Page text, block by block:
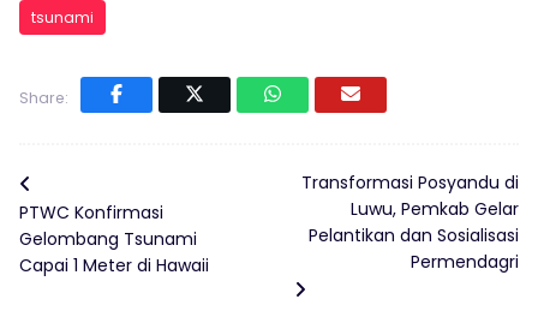
tsunami
Share:
PTWC Konfirmasi
Gelombang Tsunami
Capai 1 Meter di Hawaii
Transformasi Posyandu di
Luwu, Pemkab Gelar
Pelantikan dan Sosialisasi
Permendagri